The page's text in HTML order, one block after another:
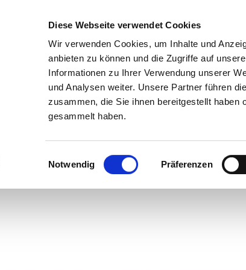
Diese Webseite verwendet Cookies
Wir verwenden Cookies, um Inhalte und
anbieten zu können und die Zugriffe auf
Informationen zu Ihrer Verwendung unserer
und Analysen weiter. Unsere Partner führen
zusammen, die Sie ihnen bereitgestellt
gesammelt haben.
i
Notwendig Präferenzen
Kultur & Erlebnis Kulinarik & Genuss